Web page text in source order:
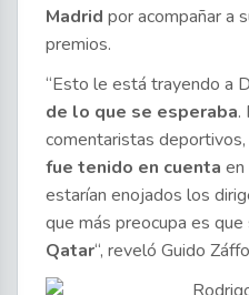
Madrid por acompañar a
premios.
“Esto le está trayendo a
de lo que se esperaba.
comentaristas
fue tenido en cuenta
estarían enojados los
que más preocupa es
Qatar“, reveló Guido